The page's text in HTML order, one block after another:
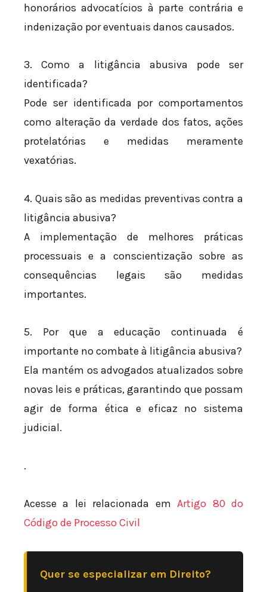
honorários advocatícios à parte contrária e
indenização por eventuais danos causados.
3. Como a litigância abusiva pode ser
identificada?
Pode ser identificada por comportamentos
como alteração da verdade dos fatos, ações
protelatórias e medidas meramente
vexatórias.
4. Quais são as medidas preventivas contra a
litigância abusiva?
A implementação de melhores práticas
processuais e a conscientização sobre as
consequências legais são medidas
importantes.
5. Por que a educação continuada é
importante no combate à litigância abusiva?
Ela mantém os advogados atualizados sobre
novas leis e práticas, garantindo que possam
agir de forma ética e eficaz no sistema
judicial.
.
Acesse a lei relacionada emArtigo 80 do
Código de Processo Civil
Quer se especializar em Direito?